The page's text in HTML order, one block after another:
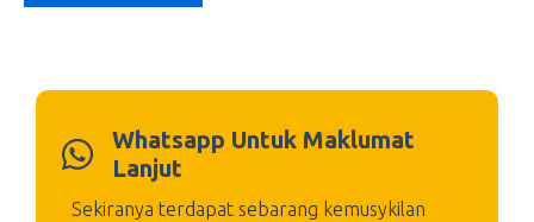
Whatsapp Untuk Maklumat
Lanjut
Sekiranya terdapat sebarang kemusykilan